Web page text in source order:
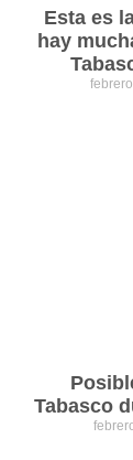
Esta es
hay
Tabasco